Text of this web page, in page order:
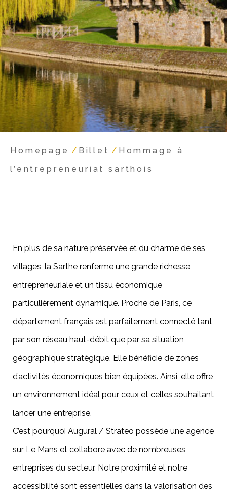
Homepage / Billet / Hommage à
l’entrepreneuriat sarthois
En plus de sa nature préservée et du charme de ses
villages, la Sarthe renferme une grande richesse
entrepreneuriale et un tissu économique
particulièrement dynamique. Proche de Paris, ce
département français est parfaitement connecté tant
par son réseau haut-débit que par sa situation
géographique stratégique. Elle bénéficie de zones
d’activités économiques bien équipées. Ainsi, elle offre
un environnement idéal pour ceux et celles souhaitant
lancer une entreprise.
C’est pourquoi Augural / Strateo possède une agence
sur Le Mans et collabore avec de nombreuses
entreprises du secteur. Notre proximité et notre
accessibilité sont essentielles dans la valorisation des